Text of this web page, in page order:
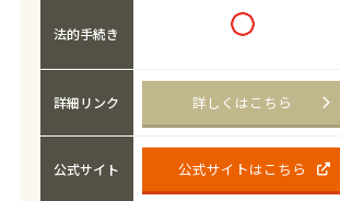
法的手続き
詳細リンク 詳しくはこちら
公式サイト 公式サイトはこちら